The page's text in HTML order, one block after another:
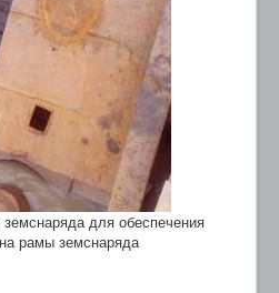
для обеспечения
рамы земснаряда